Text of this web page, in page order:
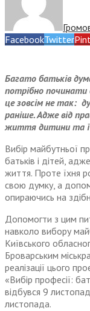
FacebookTwitter
Багато батьків
потрібно
це зовсім не так:
раніше. Адже від
життя дитини та
Вибір майбутньої
батьків і дітей,
життя. Проте їхня
свою думку, а
опираючись на
Допомогти з цим
навколо вибору
Київського
Броварським
реалізації цього
«Вибір професії:
відбувся 9
листопада.